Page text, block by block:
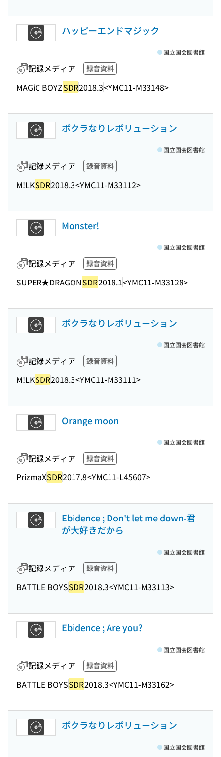
ハッピーエンドマジック
記録メディア 録音資料
MAGiC BOYZSDR2018.3<YMC11-M33148>
国立国会図書館
ボクラなりレボリューション
記録メディア 録音資料
M!LKSDR2018.3<YMC11-M33112>
国立国会図書館
Monster!
記録メディア 録音資料
SUPER★DRAGONSDR2018.1<YMC11-M33128>
国立国会図書館
ボクラなりレボリューション
記録メディア 録音資料
M!LKSDR2018.3<YMC11-M33111>
国立国会図書館
Orange moon
記録メディア 録音資料
PrizmaXSDR2017.8<YMC11-L45607>
国立国会図書館
Ebidence ; Don't let me down-君
が大好きだから
記録メディア 録音資料
BATTLE BOYSSDR2018.3<YMC11-M33113>
国立国会図書館
Ebidence ; Are you?
記録メディア 録音資料
BATTLE BOYSSDR2018.3<YMC11-M33162>
国立国会図書館
ボクラなりレボリューション
国立国会図書館